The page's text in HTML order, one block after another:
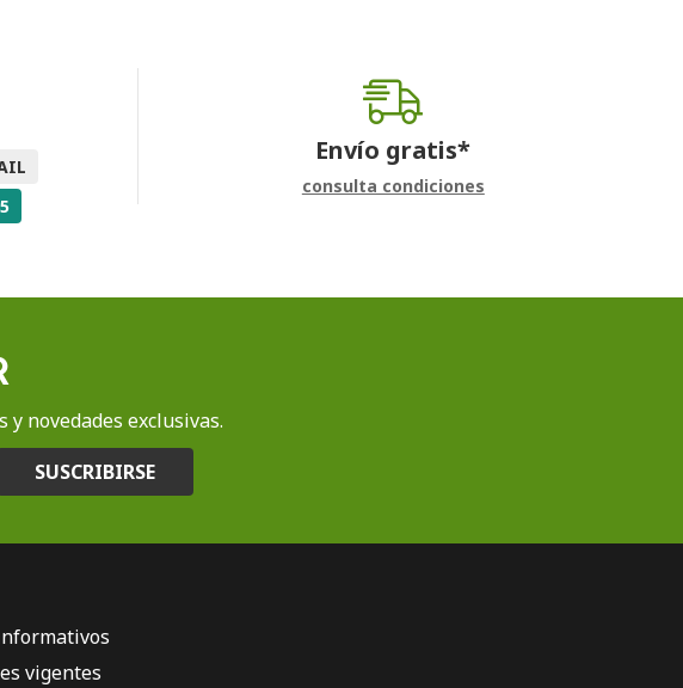
Envío gratis*
consulta condiciones
novedades exclusivas.
SUSCRIBIRSE
vigentes